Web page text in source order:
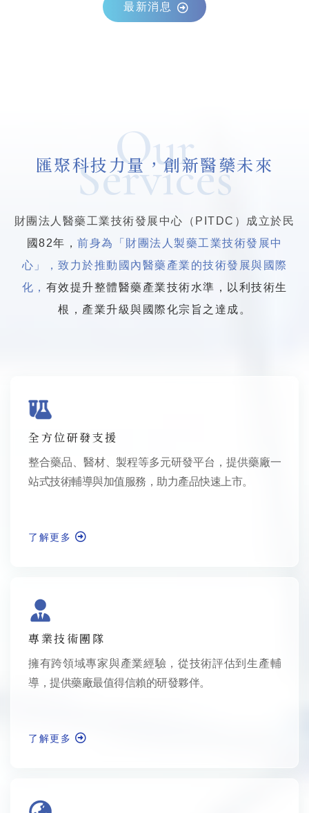
最新消息
Our
Services
匯聚科技力量，創新醫藥未來
財團法人醫藥工業技術發展中心（PITDC）成立於民
國82年， 前身為「財團法人製藥工業技術發展中
心」，致力於推動國內醫藥產業的技術發展與國際
化， 有效提升整體醫藥產業技術水準，以利技術生
根，產業升級與國際化宗旨之達成。
全方位研發支援
整合藥品、醫材、製程等多元研發平台，提供藥廠一
站式技術輔導與加值服務，助力產品快速上市。
了解更多
專業技術團隊
擁有跨領域專家與產業經驗，從技術評估到生產輔
導，提供藥廠最值得信賴的研發夥伴。
了解更多